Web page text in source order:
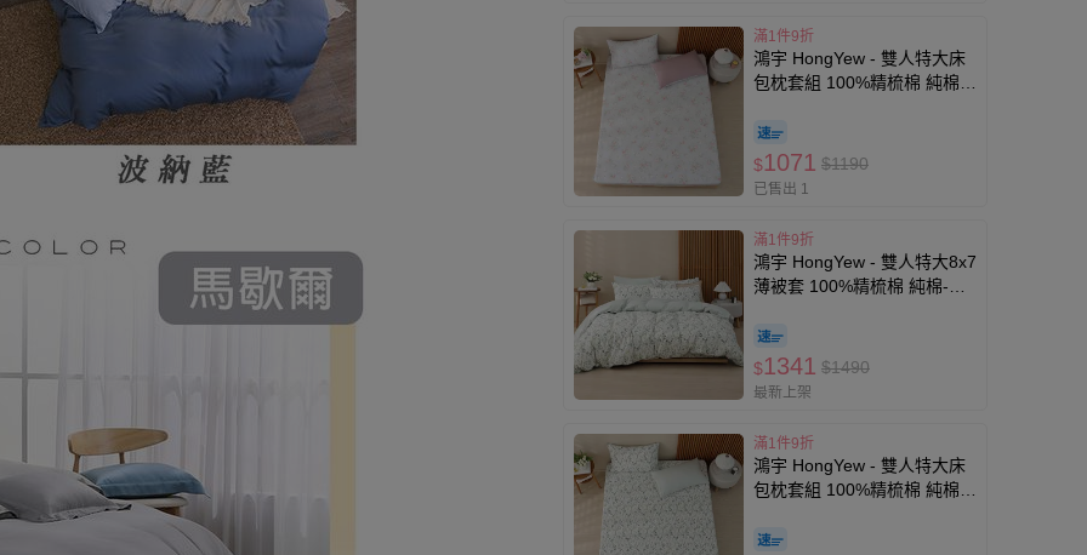
滿1件9折
鴻宇 HongYew - 雙人特大床
包枕套組 100%精梳棉 純棉-
$1071 $1190
已售出 1
滿1件9折
鴻宇 HongYew - 雙人特大8x7
薄被套 100%精梳棉 純棉-洛
$1341 $1490
最新上架
滿1件9折
鴻宇 HongYew - 雙人特大床
包枕套組 100%精梳棉 純棉-